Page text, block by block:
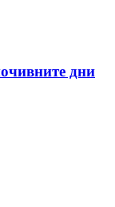
дни